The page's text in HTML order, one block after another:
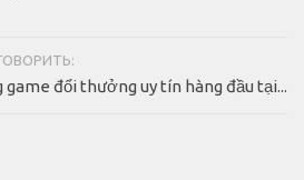
ГОВОРИТЬ:
game đổi thưởng uy tín hàng đầu tại...